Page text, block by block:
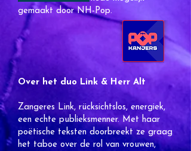
gemaakt door NH-Pop.
Over het duo Link & Herr Alt
Zangeres Link, rücksichtslos, energiek,
een echte publieksmenner. Met haar
poëtische teksten doorbreekt ze graag
het taboe over de rol van vrouwen,